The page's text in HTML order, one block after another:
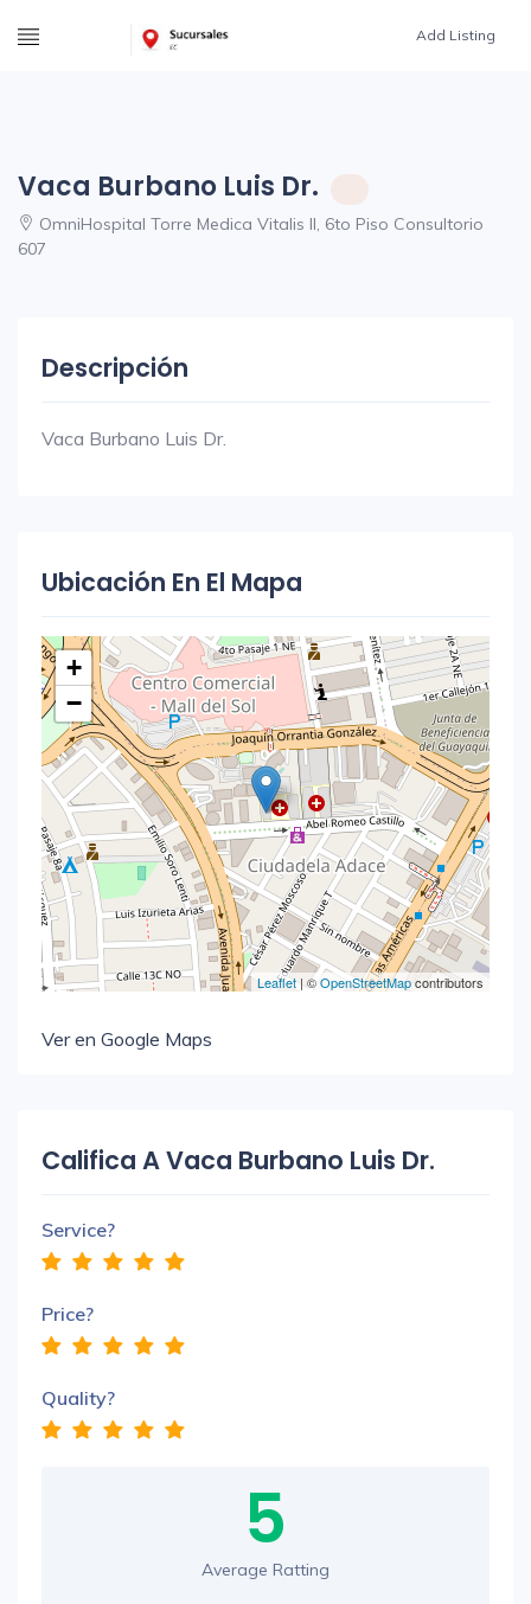
Add Listing
Vaca Burbano Luis Dr.
OmniHospital Torre Medica Vitalis II, 6to Piso Consultorio
607
Descripción
Vaca Burbano Luis Dr.
Ubicación En El Mapa
+
−
Leaflet| ©OpenStreetMapcontributors
Ver en Google Maps
Califica A Vaca Burbano Luis Dr.
Service?
Price?
Quality?
5
Average Ratting